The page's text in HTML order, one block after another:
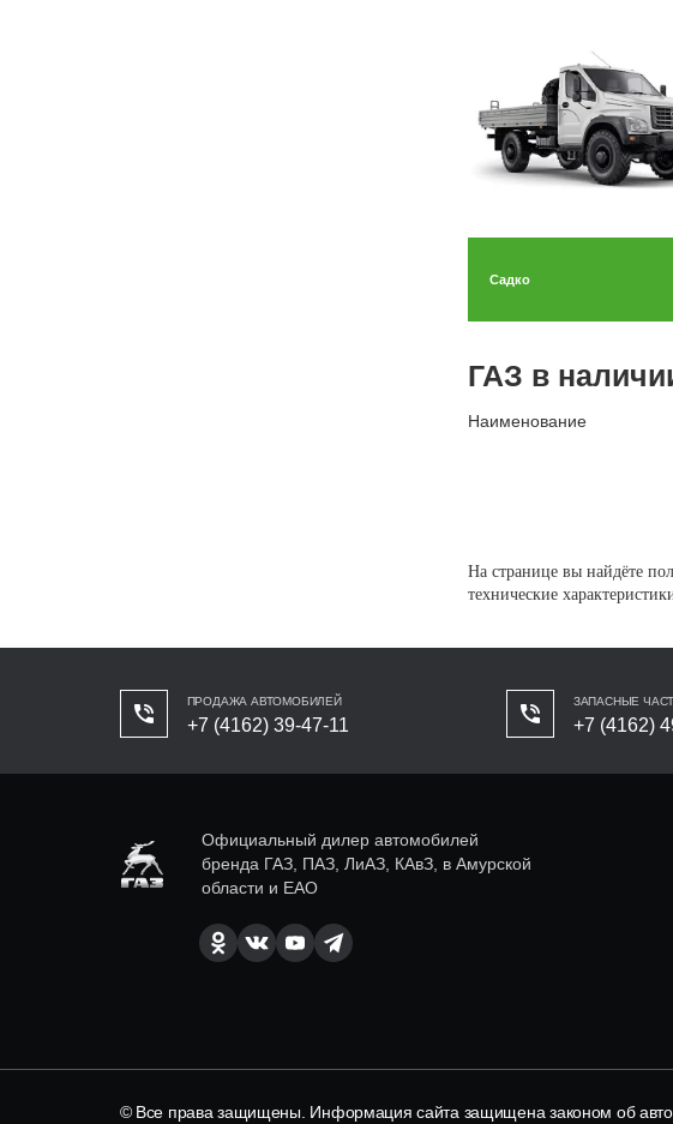
Садко
ГАЗ в
Наименование
На странице вы найдёте
технические
ПРОДАЖА АВТОМОБИЛЕЙ
+7 (4162) 39-47-11
ЗАПАСНЫЕ
+7 (4162)
Официальный дилер автомобилей
бренда ГАЗ, ПАЗ, ЛиАЗ, КАвЗ, в Амурской
области и ЕАО
© Все права защищены. Информация сайта защищена законом об